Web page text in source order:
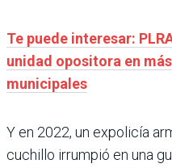
Te puede interesar:
unidad opositora en
municipales
Y en 2022, un expolicía
cuchillo irrumpió en una